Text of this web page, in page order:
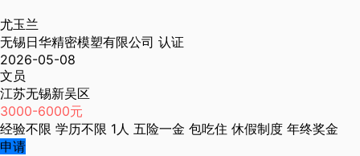
尤玉兰
无锡日华精密模塑有限公司 认证
2026-05-08
文员
江苏无锡新吴区
3000-6000元
经验不限 学历不限 1人 五险一金 包吃住 休假制度 年终奖金
申请